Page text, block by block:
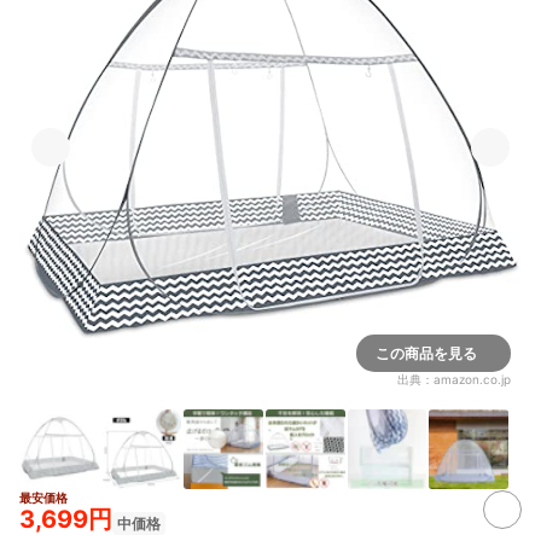
この商品を見る
出典： amazon.co.jp
最安価格
3,699円 中価格